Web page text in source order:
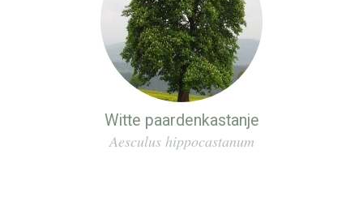
Witte paardenkastanje
Aesculus hippocastanum